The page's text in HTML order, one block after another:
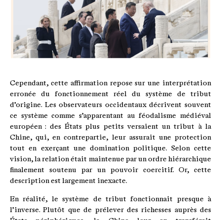
Cependant, cette affirmation repose sur une interprétation
erronée du fonctionnement réel du système de tribut
d’origine. Les observateurs occidentaux décrivent souvent
ce système comme s’apparentant au féodalisme médiéval
européen : des États plus petits versaient un tribut à la
Chine, qui, en contrepartie, leur assurait une protection
tout en exerçant une domination politique. Selon cette
vision, la relation était maintenue par un ordre hiérarchique
finalement soutenu par un pouvoir coercitif. Or, cette
description est largement inexacte.
En réalité, le système de tribut fonctionnait presque à
l’inverse. Plutôt que de prélever des richesses auprès des